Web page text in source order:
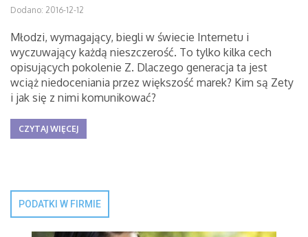
Dodano: 2016-12-12
Młodzi, wymagający, biegli w świecie Internetu i
wyczuwający każdą nieszczerość. To tylko kilka cech
opisujących pokolenie Z. Dlaczego generacja ta jest
wciąż niedoceniania przez większość marek? Kim są Zety
i jak się z nimi komunikować?
CZYTAJ WIĘCEJ
PODATKI W FIRMIE